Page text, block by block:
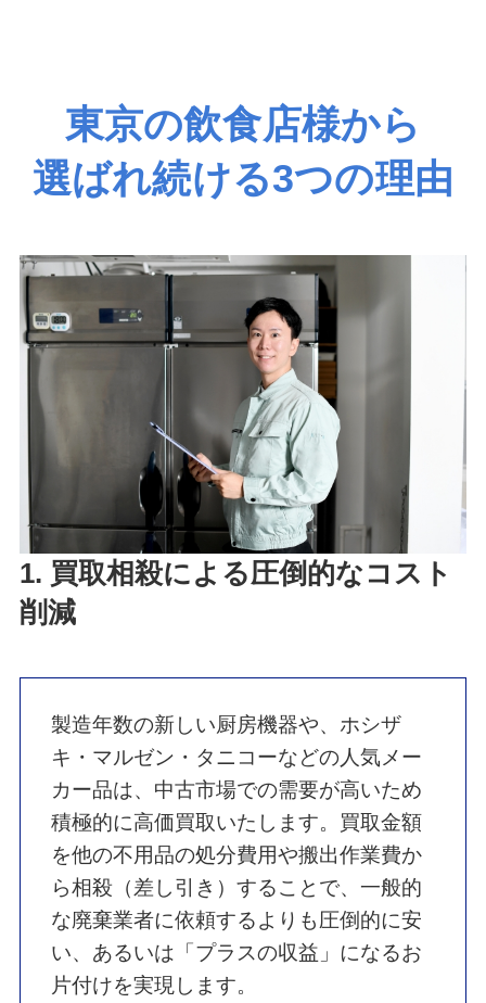
東京の飲食店様から
選ばれ続ける3つの理由
1. 買取相殺による圧倒的なコスト
削減
製造年数の新しい厨房機器や、ホシザ
キ・マルゼン・タニコーなどの人気メー
カー品は、中古市場での需要が高いため
積極的に高価買取いたします。買取金額
を他の不用品の処分費用や搬出作業費か
ら相殺（差し引き）することで、一般的
な廃棄業者に依頼するよりも圧倒的に安
い、あるいは「プラスの収益」になるお
片付けを実現します。